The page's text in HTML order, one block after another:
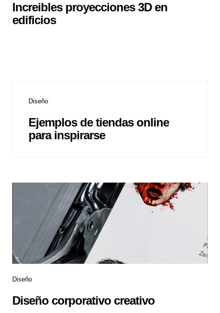
Increibles proyecciones 3D en
edificios
Diseño
Ejemplos de tiendas online
para inspirarse
Diseño
Diseño corporativo creativo